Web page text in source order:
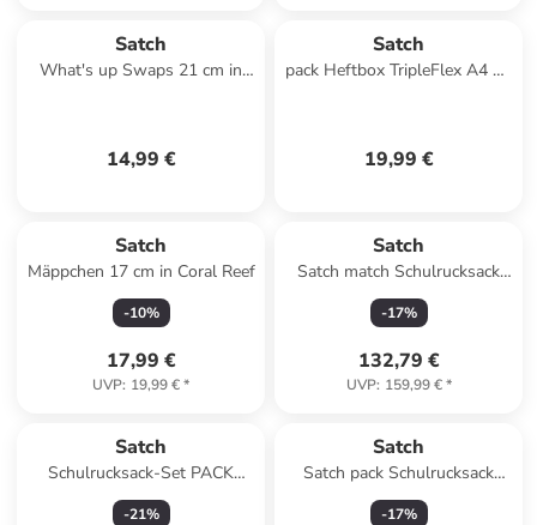
Satch
What's up Swaps 21 cm in
14,99 €
Satch
pack Heftbox TripleFlex A4 24
19,99 €
Satch
Mäppchen 17 cm in Coral Reef
-10%
17,99 €
UVP: 19,99 €*
Satch
Satch match Schulrucksack
Magnolia Dream
-17%
132,79 €
UVP: 159,99 €*
Satch
Schulrucksack-Set PACK
Deep Petrol 3-teilig in Blau
-21%
Satch
Satch pack Schulrucksack
Magnolia Dream
-17%